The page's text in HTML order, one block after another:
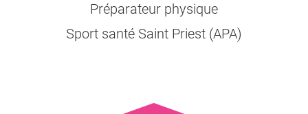
Préparateur physique
Sport santé Saint Priest (APA)